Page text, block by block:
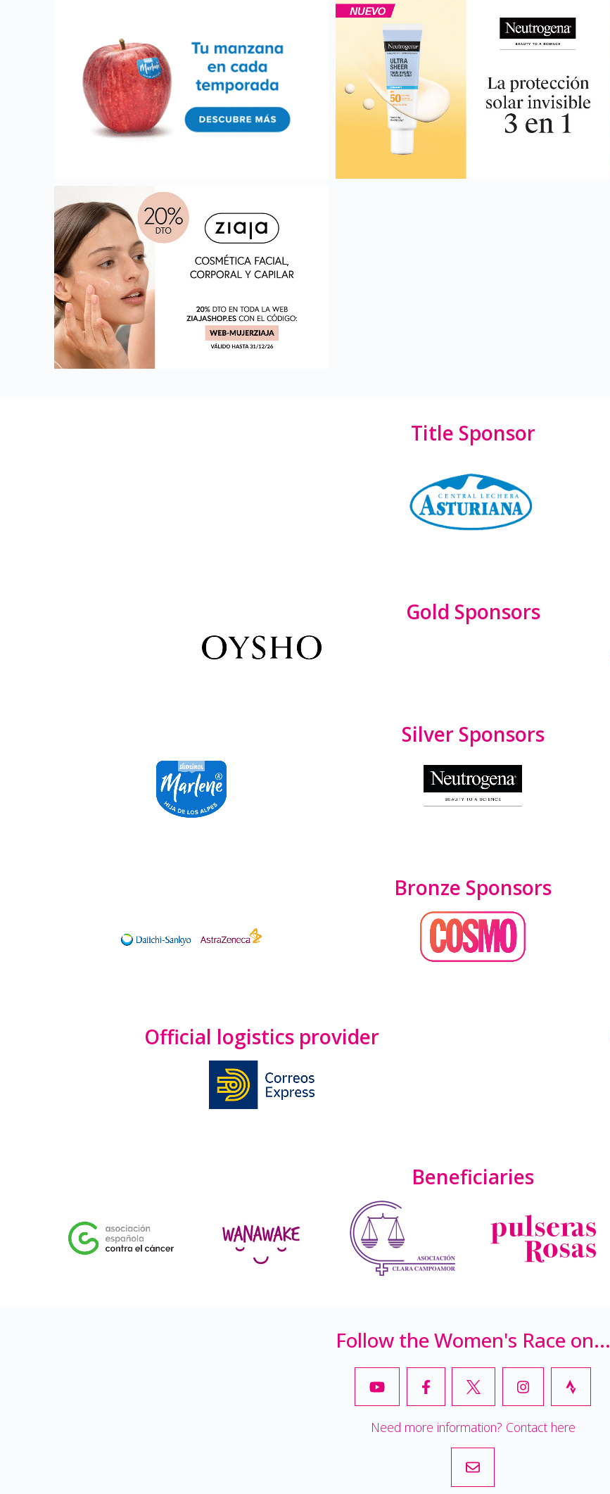
Title Sponsor
Gold Sponsors
Silver Sponsors
Bronze Sponsors
Official logistics provider
Beneficiaries
Follow the Women's Race on...
Need more information? Contact here